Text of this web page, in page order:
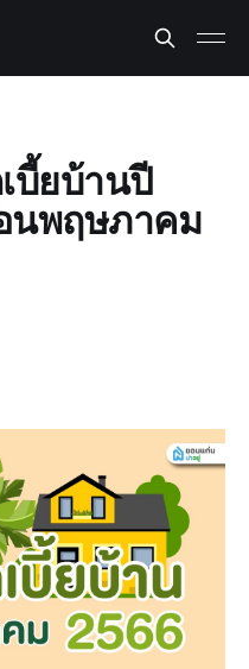
บี้ยบ้านปี
นพฤษภาคม